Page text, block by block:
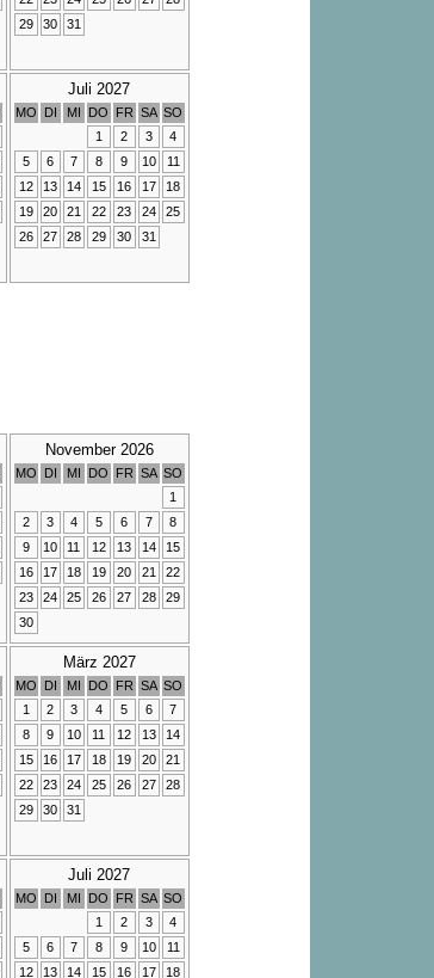
29
30 31
Juli 2027
MO DI MI DO FR SA SO
1
2 3
4
5
6 7 8 9 10
11
12
13 14 15 16 17
18
19
20 21 22 23 24
25
26
27 28 29 30 31
November 2026
MO DI MI DO FR SA SO
1
2
3 4 5 6 7
8
9
10 11 12 13 14
15
16
17 18 19 20 21
22
23
24 25 26 27 28
29
30
März 2027
MO DI MI DO FR SA SO
1
2 3 4 5 6
7
8
9 10 11 12 13
14
15
16 17 18 19 20
21
22
23 24 25 26 27
28
29
30 31
Juli 2027
MO DI MI DO FR SA SO
1
2 3
4
5
6 7 8 9 10
11
12
13 14 15 16 17 18